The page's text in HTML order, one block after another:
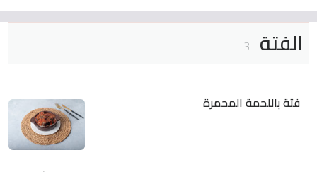
الفتة 3
فتة باللحمة المحمرة